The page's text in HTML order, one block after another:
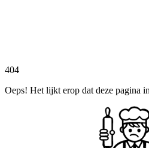
404
Oeps! Het lijkt erop dat deze pagina